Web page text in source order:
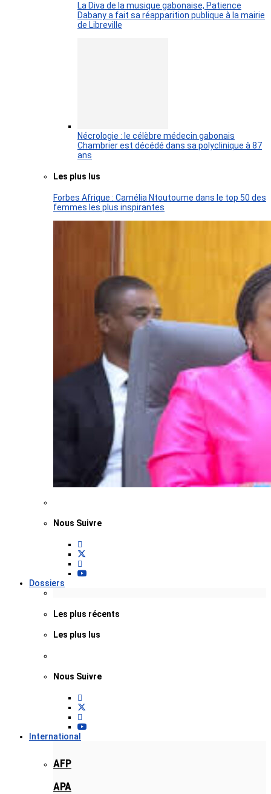
La Diva de la musique gabonaise, Patience
Dabany a fait sa réapparition publique à la mairie
de Libreville
Nécrologie : le célèbre médecin gabonais
Chambrier est décédé dans sa polyclinique à 87
ans
Les plus lus
Forbes Afrique : Camélia Ntoutoume dans le top 50 des
femmes les plus inspirantes
Nous Suivre
Dossiers
Les plus récents
Les plus lus
Nous Suivre
International
AFP
APA